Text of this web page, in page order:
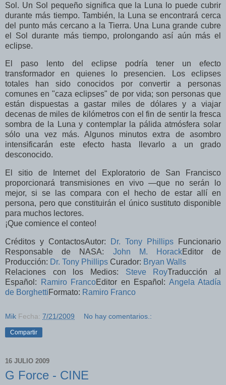
Sol. Un Sol pequeño significa que la Luna lo puede cubrir
durante más tiempo. También, la Luna se encontrará cerca
del punto más cercano a la Tierra. Una Luna grande cubre
el Sol durante más tiempo, prolongando así aún más el
eclipse.
El paso lento del eclipse podría tener un efecto
transformador en quienes lo presencien. Los eclipses
totales han sido conocidos por convertir a personas
comunes en "caza eclipses" de por vida; son personas que
están dispuestas a gastar miles de dólares y a viajar
decenas de miles de kilómetros con el fin de sentir la fresca
sombra de la Luna y contemplar la pálida atmósfera solar
sólo una vez más. Algunos minutos extra de asombro
intensificarán este efecto hasta llevarlo a un grado
desconocido.
El sitio de Internet del Exploratorio de San Francisco
proporcionará transmisiones en vivo —que no serán lo
mejor, si se las compara con el hecho de estar allí en
persona, pero que constituirán el único sustituto disponible
para muchos lectores.
¡Que comience el conteo!
Créditos y ContactosAutor: Dr. Tony Phillips Funcionario
Responsable de NASA: John M. HorackEditor de
Producción: Dr. Tony Phillips Curador: Bryan Walls
Relaciones con los Medios: Steve RoyTraducción al
Español:
Ramiro FrancoEditor en Español: Angela Atadía
de BorghettiFormato: Ramiro Franco
Mik Fecha: 7/21/2009 No hay comentarios.:
Compartir
16 JULIO 2009
G Force - CINE